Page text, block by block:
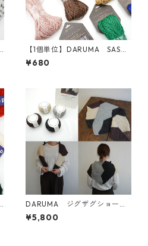
【1個単位】DARUMA SASA
WASHI
¥680
DARUMA ジグザグショール
KIT
¥5,800